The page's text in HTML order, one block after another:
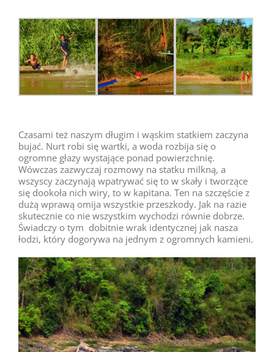
Czasami też naszym długim i wąskim statkiem zaczyna
bujać. Nurt robi się wartki, a woda rozbija się o
ogromne głazy wystające ponad powierzchnię.
Wówczas zazwyczaj rozmowy na statku milkną, a
wszyscy zaczynają wpatrywać się to w skały i tworzące
się dookoła nich wiry, to w kapitana. Ten na szczęście z
dużą wprawą omija wszystkie przeszkody. Jak na razie
skutecznie co nie wszystkim wychodzi równie dobrze.
Świadczy o tym dobitnie wrak identycznej jak nasza
łodzi, który dogorywa na jednym z ogromnych kamieni.